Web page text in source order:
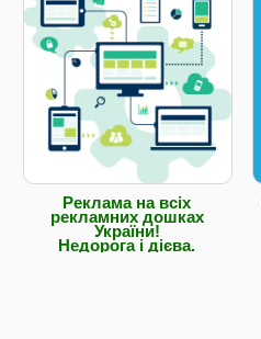
Реклама на всіх
рекламних дошках
України!
Недорога і дієва.